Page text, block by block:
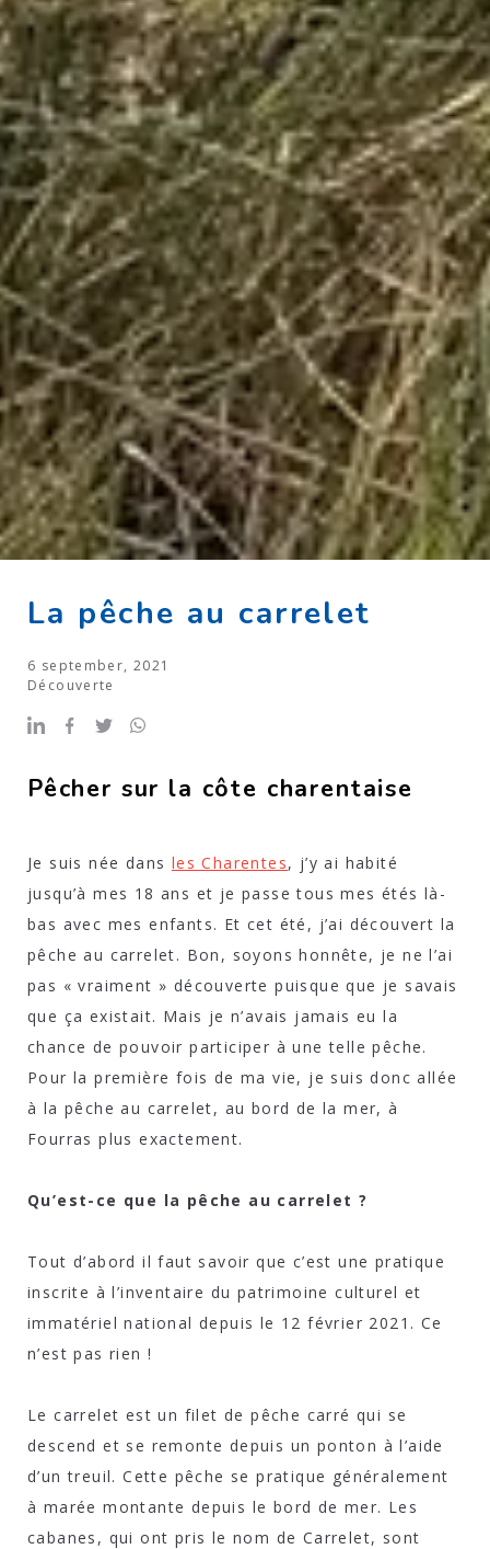
La pêche au carrelet
6 september, 2021
Découverte
Pêcher sur la côte charentaise
Je suis née dans les Charentes, j’y ai habité
jusqu’à mes 18 ans et je passe tous mes étés là-
bas avec mes enfants. Et cet été, j’ai découvert la
pêche au carrelet. Bon, soyons honnête, je ne l’ai
pas « vraiment » découverte puisque que je savais
que ça existait. Mais je n’avais jamais eu la
chance de pouvoir participer à une telle pêche.
Pour la première fois de ma vie, je suis donc allée
à la pêche au carrelet, au bord de la mer, à
Fourras plus exactement.
Qu’est-ce que la pêche au carrelet ?
Tout d’abord il faut savoir que c’est une pratique
inscrite à l’inventaire du patrimoine culturel et
immatériel national depuis le 12 février 2021. Ce
n’est pas rien !
Le carrelet est un filet de pêche carré qui se
descend et se remonte depuis un ponton à l’aide
d’un treuil. Cette pêche se pratique généralement
à marée montante depuis le bord de mer. Les
cabanes, qui ont pris le nom de Carrelet, sont